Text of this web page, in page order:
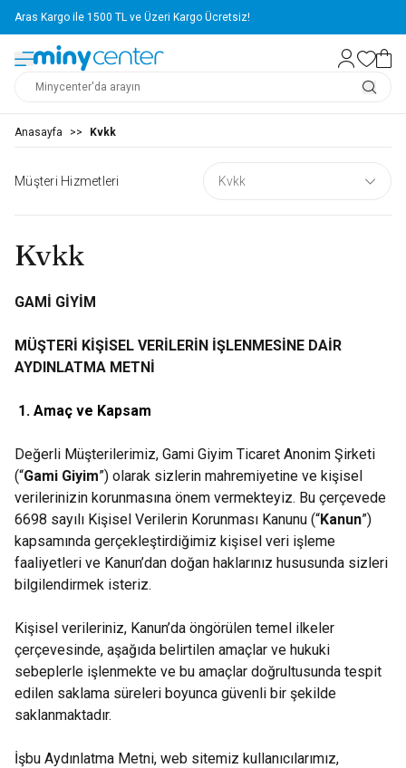
Aras Kargo ile 1500 TL ve Üzeri Kargo Ücretsiz!
Anasayfa >> Kvkk
Müşteri Hizmetleri Kvkk
Kvkk
GAMİ GİYİM
MÜŞTERİ KİŞİSEL VERİLERİN İŞLENMESİNE DAİR
AYDINLATMA METNİ
1. Amaç ve Kapsam
Değerli Müşterilerimiz, Gami Giyim Ticaret Anonim Şirketi
(“Gami Giyim”) olarak sizlerin mahremiyetine ve kişisel
verilerinizin korunmasına önem vermekteyiz. Bu çerçevede
6698 sayılı Kişisel Verilerin Korunması Kanunu (“Kanun”)
kapsamında gerçekleştirdiğimiz kişisel veri işleme
faaliyetleri ve Kanun’dan doğan haklarınız hususunda sizleri
bilgilendirmek isteriz.
Kişisel verileriniz, Kanun’da öngörülen temel ilkeler
çerçevesinde, aşağıda belirtilen amaçlar ve hukuki
sebeplerle işlenmekte ve bu amaçlar doğrultusunda tespit
edilen saklama süreleri boyunca güvenli bir şekilde
saklanmaktadır.
İşbu Aydınlatma Metni, web sitemiz kullanıcılarımız,